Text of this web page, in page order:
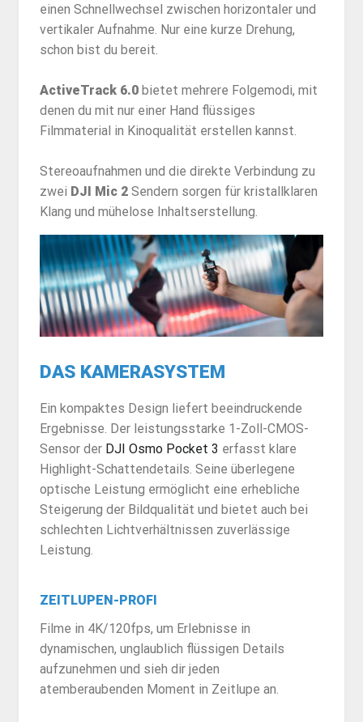
einen Schnellwechsel zwischen horizontaler und
vertikaler Aufnahme. Nur eine kurze Drehung,
schon bist du bereit.
ActiveTrack 6.0bietet mehrere Folgemodi, mit
denen du mit nur einer Hand flüssiges
Filmmaterial in Kinoqualität erstellen kannst.
Stereoaufnahmen und die direkte Verbindung zu
zwei DJI Mic 2 Sendern sorgen für kristallklaren
Klang und mühelose Inhaltserstellung.
DAS KAMERASYSTEM
Ein kompaktes Design liefert beeindruckende
Ergebnisse. Der leistungsstarke 1-Zoll-CMOS-
Sensor der DJI Osmo Pocket 3 erfasst klare
Highlight-Schattendetails. Seine überlegene
optische Leistung ermöglicht eine erhebliche
Steigerung der Bildqualität und bietet auch bei
schlechten Lichtverhältnissen zuverlässige
Leistung.
ZEITLUPEN-PROFI
Filme in 4K/120fps, um Erlebnisse in
dynamischen, unglaublich flüssigen Details
aufzunehmen und sieh dir jeden
atemberaubenden Moment in Zeitlupe an.